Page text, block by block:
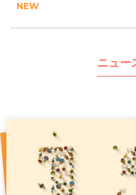
ニュー
「令和８年熊本地震」
（171KB）
プ
現代人のストレスをカ
（891KB）
ニ
【カラオケまねきねこ
オープン！ 千歳駅出て
お得な記念イベントも